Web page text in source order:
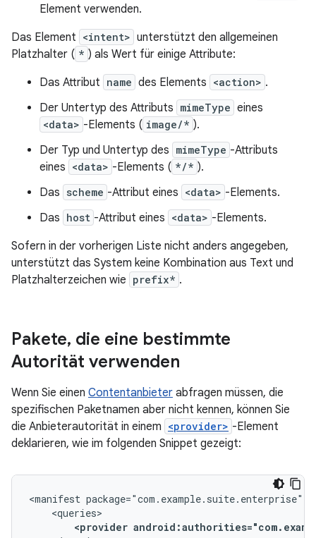
Element verwenden.
Das Element <intent> unterstützt den allgemeinen
Platzhalter ( * ) als Wert für einige Attribute:
Das Attribut name des Elements <action> .
Der Untertyp des Attributs mimeType eines
<data> -Elements ( image/* ).
Der Typ und Untertyp des mimeType -Attributs
eines <data> -Elements ( */* ).
Das scheme -Attribut eines <data> -Elements.
Das host -Attribut eines <data> -Elements.
Sofern in der vorherigen Liste nicht anders angegeben,
unterstützt das System keine Kombination aus Text und
Platzhalterzeichen wie prefix* .
Pakete, die eine bestimmte
Autorität verwenden
Wenn Sie einen Contentanbieter abfragen müssen, die
spezifischen Paketnamen aber nicht kennen, können Sie
die Anbieterautorität in einem <provider> -Element
deklarieren, wie im folgenden Snippet gezeigt:
<manifest
<provider